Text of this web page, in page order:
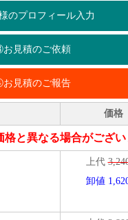
のプロフィール入力
見積のご依頼
見積のご報告
価格
と異なる場合がござ
上代
卸値